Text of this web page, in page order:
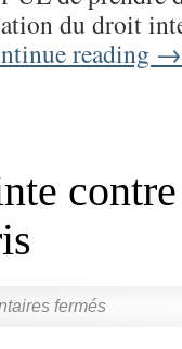
du droit
reading →
fermés